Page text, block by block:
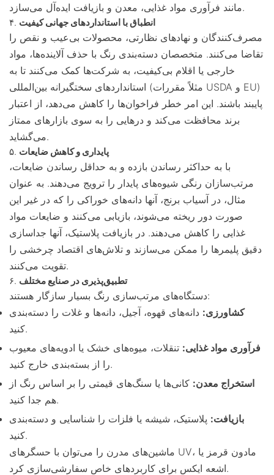
مانند فرآوری مواد غذایی، معدن و بازیافت ایده‌آل می‌سازد.
۴. انطباق با استانداردهای جهانی کیفیت
مصرف‌کنندگان و نهادهای نظارتی، محصولات بی‌عیب و نقص را
تقاضا می‌کنند. متخصصان دسته‌بندی رنگ با حذف آلاینده‌ها، مواد
خارجی یا اقلام بی‌کیفیت، به شرکت‌ها کمک می‌کنند تا به
استانداردهای سختگیرانه بین‌المللی (مثلاً مقررات USDA و EU)
پایبند باشند. این امر خطر فراخوان‌ها را کاهش می‌دهد، از اعتبار
برند محافظت می‌کند و درهایی را به سوی بازارهای ممتاز
می‌گشاید.
۵. پایداری و کاهش ضایعات
با به حداکثر رساندن بازده و به حداقل رساندن ضایعات،
مرتب‌سازان رنگی شیوه‌های پایدار را ترویج می‌دهند. به عنوان
مثال، در آسیاب برنج، آنها دانه‌های خوراکی را که در غیر این
صورت دور ریخته می‌شوند، بازیابی می‌کنند و ضایعات مواد
غذایی را کاهش می‌دهند. در بازیافت پلاستیک، آنها جداسازی
دقیق پلیمرها را ممکن می‌سازند و تلاش‌های اقتصاد چرخشی را
تقویت می‌کنند.
۶. تطبیق‌پذیری در صنایع مختلف
دستگاه‌های مرتب‌سازی رنگ بسیار سازگار هستند:
کشاورزی: دانه‌های قهوه، آجیل، دانه‌ها و غلات را دسته‌بندی
کنید.
فرآوری مواد غذایی: تنقلات، میوه‌های خشک یا ادویه‌های معیوب
را از بسته‌بندی خارج کنید.
استخراج معدن: کانی‌ها یا سنگ‌های قیمتی را بر اساس رنگ از
هم جدا کنید.
بازیافت: پلاستیک، شیشه یا فلزات را شناسایی و دسته‌بندی
کنید.
ماشین‌های مدرن را می‌توان با حسگرهای UV، مادون قرمز یا
اشعه ایکس برای کاربردهای خاص سفارشی‌سازی کرد.